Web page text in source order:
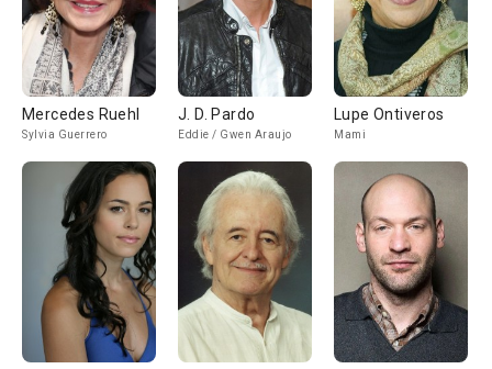
Mercedes Ruehl
Sylvia Guerrero
J. D. Pardo
Eddie / Gwen Araujo
Lupe Ontiveros
Mami